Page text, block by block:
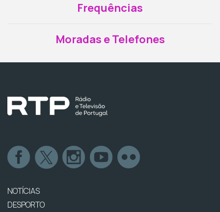
Frequências
Moradas e Telefones
NOTÍCIAS
DESPORTO